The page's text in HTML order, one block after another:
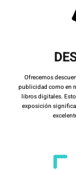
Ofrecemos
publicidad como en
libros digitales.
exposición